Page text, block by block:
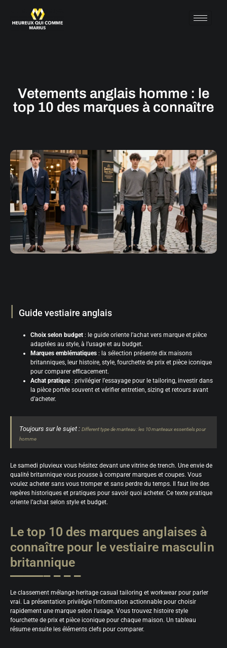
Vetements anglais homme : le
top 10 des marques à connaître
Guide vestiaire anglais
Choix selon budget : le guide oriente l’achat vers marque et pièce
adaptées au style, à l’usage et au budget.
Marques emblématiques : la sélection présente dix maisons
britanniques, leur histoire, style, fourchette de prix et pièce iconique
pour comparer efficacement.
Achat pratique: privilégier l’essayage pour le tailoring, investir dans
la pièce portée souvent et vérifier entretien, sizing et retours avant
d’acheter.
Toujours sur le sujet : Different type de manteau : les 10 manteaux essentiels pour
homme
Le samedi pluvieux vous hésitez devant une vitrine de trench. Une envie de
qualité britannique vous pousse à comparer marques et coupes. Vous
voulez acheter sans vous tromper et sans perdre du temps. Il faut lire des
repères historiques et pratiques pour savoir quoi acheter. Ce texte pratique
oriente l’achat selon style et budget.
Le top 10 des marques anglaises à
connaître pour le vestiaire masculin
britannique
Le classement mélange heritage casual tailoring et workwear pour parler
vrai. La présentation privilégie l’information actionnable pour choisir
rapidement une marque selon l’usage. Vous trouvez histoire style
fourchette de prix et pièce iconique pour chaque maison. Un tableau
résume ensuite les éléments clefs pour comparer.